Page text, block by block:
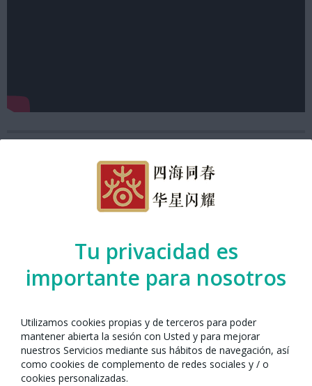
Tu privacidad es
importante para nosotros
Utilizamos cookies propias y de terceros para poder
mantener abierta la sesión con Usted y para mejorar
nuestros Servicios mediante sus hábitos de navegación, así
como cookies de complemento de redes sociales y / o
cookies personalizadas.
Año Nuevo Chino con Barcelona 2021